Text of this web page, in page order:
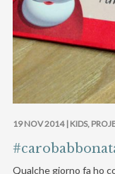
19 NOV 2014 | KIDS,
Qualche giorno fa ho